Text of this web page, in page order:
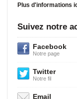
Plus d'informations
Suivez notre
Facebook
Notre page
Twitter
Notre fil
Email